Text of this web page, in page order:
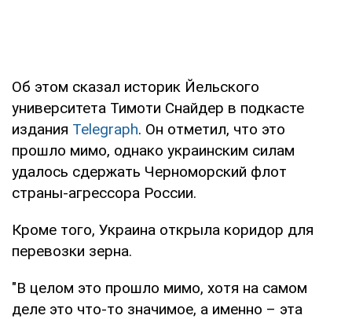
Об этом сказал историк Йельского
университета Тимоти Снайдер в подкасте
издания Telegraph. Он отметил, что это
прошло мимо, однако украинским силам
удалось сдержать Черноморский флот
страны-агрессора России.
Кроме того, Украина открыла коридор для
перевозки зерна.
"В целом это прошло мимо, хотя на самом
деле это что-то значимое, а именно – эта